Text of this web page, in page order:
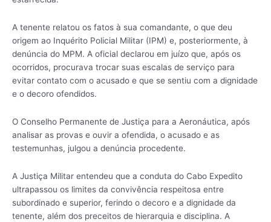
A tenente relatou os fatos à sua comandante, o que deu
origem ao Inquérito Policial Militar (IPM) e, posteriormente, à
denúncia do MPM. A oficial declarou em juízo que, após os
ocorridos, procurava trocar suas escalas de serviço para
evitar contato com o acusado e que se sentiu com a dignidade
e o decoro ofendidos.
O Conselho Permanente de Justiça para a Aeronáutica, após
analisar as provas e ouvir a ofendida, o acusado e as
testemunhas, julgou a denúncia procedente.
A Justiça Militar entendeu que a conduta do Cabo Expedito
ultrapassou os limites da convivência respeitosa entre
subordinado e superior, ferindo o decoro e a dignidade da
tenente, além dos preceitos de hierarquia e disciplina. A